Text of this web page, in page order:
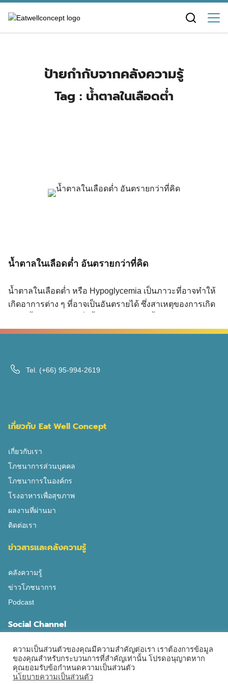
content
ป้ายกำกับจากคลังความรู้
Tag : น้ำตาลในเลือดต่ำ
น้ำตาลในเลือดต่ำ อันตรายกว่าที่คิด
น้ำตาลในเลือดต่ำ หรือ Hypoglycemia เป็นภาวะที่อาจทำให้
เกิดอาการต่าง ๆ ที่อาจเป็นอันตรายได้ ซึ่งสาเหตุของการเกิด
หรือใช้ยามากเกินไป ซึ่งโดยปกติแล้วสามารถพบได้มากในผู้
อย่างไร และจะสามารถป้องกันภาวะนี้ได้อย่างไรลองไปดูกัน
เมื่อร่างกายมีระดับน้ำตาลในเลือดต่ำก็จะมีอาการต่าง ๆ ดังนี้
ครั้ง อาจจะไม่รู้สึกถึงอาการเหล่านี้ ซึ่งถือว่าอันตรายมาก ๆ
เพราะเมื่อเกิดภาวะน้ำตาลต่ำขึ้นผู้ป่วยจะไม่รู้ตัว และหากเกิด
น้ำตาลในเลือดต่ำกว่า 30 มิลลิกรัมต่อเดซิลิตร อาจเกิดอาการ
ช็อค หมดสติ และสมองขาดน้ำตาลได้ ซึ่งจะเป็น อันตรายถึง
ชีวิต แล้วแบบนี้อะไรคือสาเหตุของภาวะน้ำตาลต่ำและเราจะ
มีวิธีการรักษาและป้องกันไม่ให้เกิดภาวะน้ำตาลต่ำได้ยังไงนะ
สาเหตุของ น้ำตาลในเลือดต่ำ ภาวะน้ำตาลในเลือดต่ำ เกิดได้
จากหลายปัจจัย ไม่ว่าจะเป็นจากการใช้ยา หรือการกินอาหาร
ดังนี้ ดังนั้นเมื่อเรารู้ถึงสาเหตุของถึงสาเหตุของการเกิดภาวะ
น้ำตาลต่ำแล้วเราก็จะสามารถป้องกันไม่ให้เกิดภาวะนี้ เพื่อที่
ป้องกันอาการต่าง ๆ ที่จะเกิดขึ้นอีกทั้งความเคยชินของ
Tel. (+66) 95-994-2619
เกี่ยวกับ Eat Well Concept
เกี่ยวกับเรา
โภชนาการส่วนบุคคล
โภชนาการในองค์กร
โรงอาหารเพื่อสุขภาพ
ผลงานที่ผ่านมา
ติดต่อเรา
ข่าวสารและคลังความรู้
คลังความรู้
ข่าวโภชนาการ
Podcast
Social Channel
ความเป็นส่วนตัวของคุณมีความสำคัญต่อเรา เราต้องการข้อมูล
ของคุณสำหรับกระบวนการที่สำคัญเท่านั้น โปรดอนุญาตหาก
คุณยอมรับข้อกำหนดความเป็นส่วนตัว
นโยบายความเป็นส่วนตัว